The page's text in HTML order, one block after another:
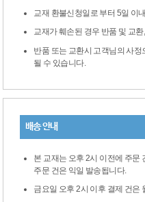
교재 환불신청일로 부터 5일 이
교재가 훼손된 경우 반품 및 교
반품 또는 교환시 고객님의 사
될 수 있습니다.
배송 안내
본 교재는 오후 2시 이전에 주문
주문 건은 익일 발송됩니다.
금요일 오후 2시 이후 결제 건은